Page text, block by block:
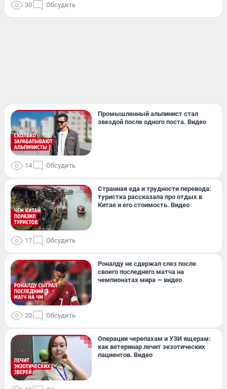
30 Обсудить
Промышленный альпинист стал
звездой после одного поста. Видео
14 Обсудить
Странная еда и трудности перевода:
туристка рассказала про отдых в
Китае и его стоимость. Видео
17 Обсудить
Роналду не сдержал слез после
своего последнего матча на
чемпионатах мира — видео
20 Обсудить
Операции черепахам и УЗИ ящерам:
как ветеринар лечит экзотических
пациентов. Видео